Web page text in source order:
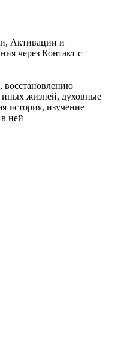
Активации и
через Контакт с
иных жизней, духовные
история, изучение
ней